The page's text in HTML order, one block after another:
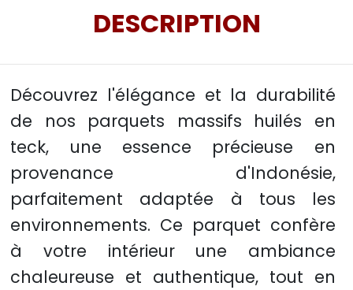
DESCRIPTION
Découvrez l'élégance et la durabilité
de nos parquets massifs huilés en
teck, une essence précieuse en
provenance d'Indonésie,
parfaitement adaptée à tous les
environnements. Ce parquet confère
à votre intérieur une ambiance
chaleureuse et authentique, tout en